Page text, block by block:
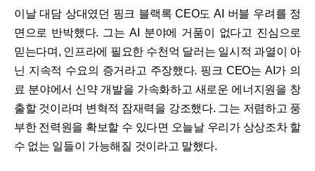
이날 대담 상대였던 핑크 블랙록 CEO도 AI 버블 우려를 정
면으로 반박했다. 그는 AI 분야에 거품이 없다고 진심으로
믿는다며, 인프라에 필요한 수천억 달러는 일시적 과열이 아
닌 지속적 수요의 증거라고 주장했다. 핑크 CEO는 AI가 의
료 분야에서 신약 개발을 가속화하고 새로운 에너지원을 창
출할 것이라며 변혁적 잠재력을 강조했다. 그는 저렴하고 풍
부한 전력원을 확보할 수 있다면 오늘날 우리가 상상조차 할
수 없는 일들이 가능해질 것이라고 말했다.